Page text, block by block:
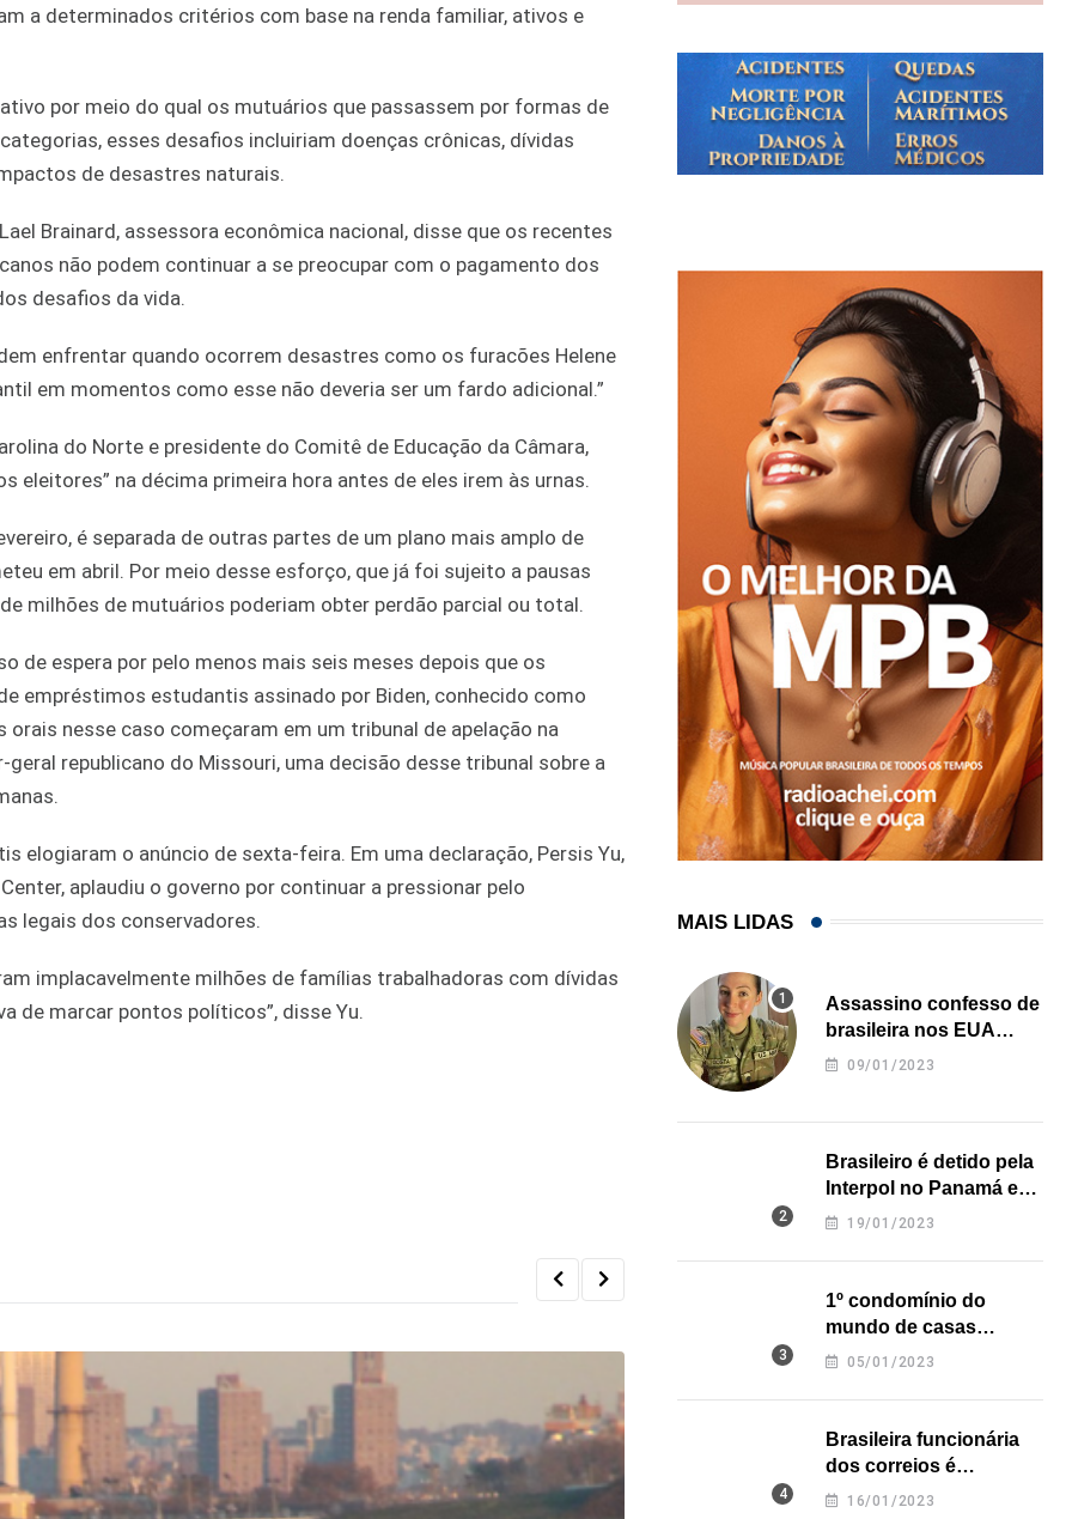
a determinados critérios com base na renda familiar, ativos e
por meio do qual os mutuários que passassem por formas de
esses desafios incluiriam doenças crônicas, dívidas
de desastres naturais.
Brainard, assessora econômica nacional, disse que os recentes
não podem continuar a se preocupar com o pagamento dos
desafios da vida.
enfrentar quando ocorrem desastres como os furacões Helene
em momentos como esse não deveria ser um fardo adicional.”
do Norte e presidente do Comitê de Educação da Câmara,
eleitores” na décima primeira hora antes de eles irem às urnas.
é separada de outras partes de um plano mais amplo de
em abril. Por meio desse esforço, que já foi sujeito a pausas
milhões de mutuários poderiam obter perdão parcial ou total.
de espera por pelo menos mais seis meses depois que os
empréstimos estudantis assinado por Biden, conhecido como
orais nesse caso começaram em um tribunal de apelação na
republicano do Missouri, uma decisão desse tribunal sobre a
o anúncio de sexta-feira. Em uma declaração, Persis Yu,
aplaudiu o governo por continuar a pressionar pelo
legais dos conservadores.
implacavelmente milhões de famílias trabalhadoras com dívidas
de marcar pontos políticos”, disse Yu.
MAIS LIDAS
Assassino confesso de
brasileira nos EUA
revela onde deixou o
09/01/2023
Brasileiro é detido pela
Interpol no Panamá e
pode pegar prisão
19/01/2023
1º condomínio do
mundo de casas
impressas em 3D é
05/01/2023
Brasileira funcionária
dos correios é
assassinada a facadas
16/01/2023